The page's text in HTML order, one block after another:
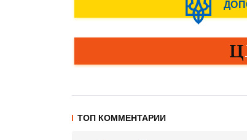
ТОП КОММЕНТАРИИ